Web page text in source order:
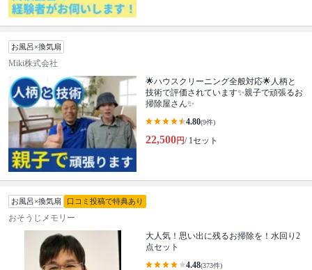
お風呂×換気扇
Miki株式会社
🌟ハウスクリーニング全般対応🌟人柄と
技術で評価されています✨親子で頑張るお
掃除屋さん✨
4.80(9件)
22,500円/ 1セット
お風呂×換気扇 口コミ投稿で特典あり
おそうじメモリー
大人気！思い出に残るお掃除を！水回り2
点セット
4.48(373件)